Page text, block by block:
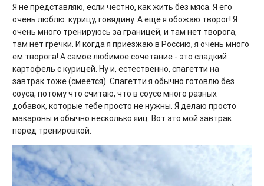
Я не представляю, если честно, как жить без мяса. Я его
очень люблю: курицу, говядину. А ещё я обожаю творог! Я
очень много тренируюсь за границей, и там нет творога,
там нет гречки. И когда я приезжаю в Россию, я очень много
ем творога! А самое любимое сочетание - это сладкий
картофель с курицей. Ну и, естественно, спагетти на
завтрак тоже (смеётся). Спагетти я обычно готовлю без
соуса, потому что считаю, что в соусе много разных
добавок, которые тебе просто не нужны. Я делаю просто
макароны и обычно несколько яиц. Вот это мой завтрак
перед тренировкой.